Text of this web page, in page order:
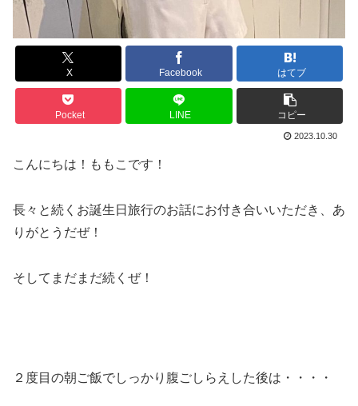
X Facebook はてブ
Pocket LINE コピー
2023.10.30
こんにちは！ももこです！
長々と続くお誕生日旅行のお話にお付き合いいただき、あ
りがとうだぜ！
そしてまだまだ続くぜ！
２度目の朝ご飯でしっかり腹ごしらえした後は・・・・